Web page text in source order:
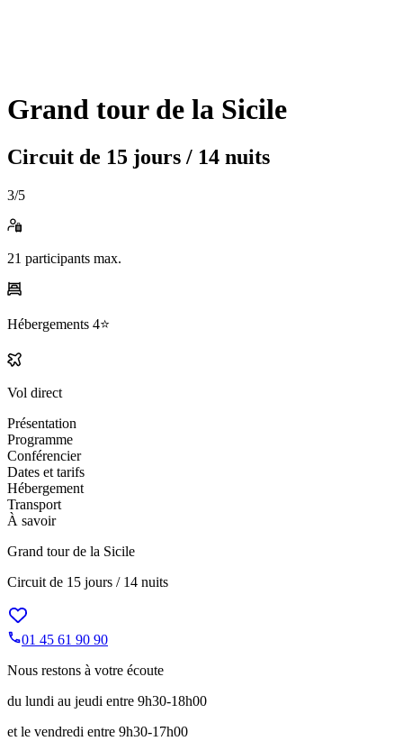
Grand tour de la Sicile
Circuit de 15 jours / 14 nuits
3/5
21 participants max.
Hébergements 4⭐️
Vol direct
Présentation
Programme
Conférencier
Dates et tarifs
Hébergement
Transport
À savoir
Grand tour de la Sicile
Circuit de 15 jours / 14 nuits
01 45 61 90 90
Nous restons à votre écoute
du lundi au jeudi entre 9h30-18h00
et le vendredi entre 9h30-17h00